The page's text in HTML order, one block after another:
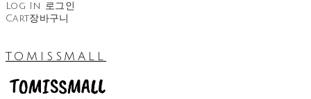
Log In 로그인
Cart장바구니
TOMISSMALL